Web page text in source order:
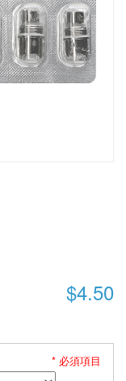
$4.50
* 必須項目